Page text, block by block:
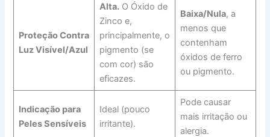
Proteção Contra
Luz Visível/Azul
Alta.O Óxido de
Zinco e,
principalmente, o
pigmento (se
com cor) são
eficazes.
Baixa/Nula, a
menos que
contenham
óxidos de ferro
ou pigmento.
Indicação para
Peles Sensíveis
Ideal (pouco
irritante).
Pode causar
mais irritação ou
alergia.